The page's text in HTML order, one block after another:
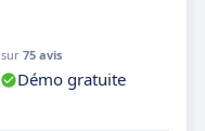
sur 75 avis
Démo gratuite